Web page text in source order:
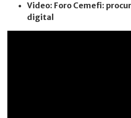
Video: Foro Cemefi:
digital